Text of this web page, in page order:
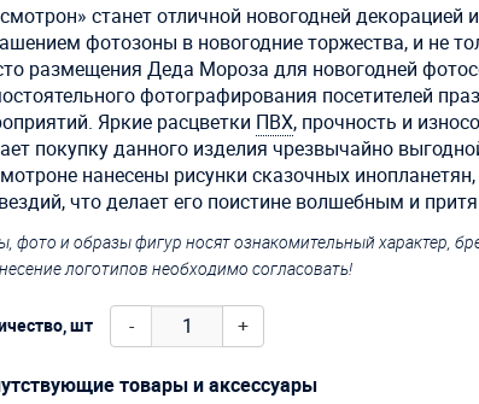
станет отличной новогодней декорацией и
фотозоны в новогодние торжества, и не
размещения Деда Мороза для новогодней
фотографирования посетителей
Яркие расцветки ПВХ, прочность и
покупку данного изделия чрезвычайно
нанесены рисунки сказочных инопланетян,
что делает его поистине волшебным и
фото и образы фигур носят ознакомительный характер,
логотипов необходимо согласовать!
шт - +
товары и аксессуары